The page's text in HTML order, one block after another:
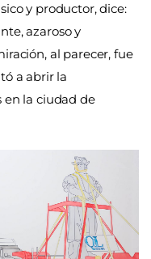
y productor, dice:
azaroso y
al parecer, fue
a abrir la
en la ciudad de